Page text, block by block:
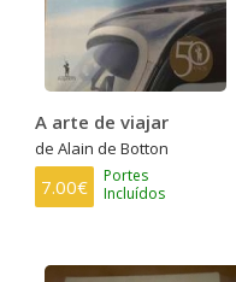
A arte de viajar
de Alain de Botton
7.00€
Portes
Incluídos